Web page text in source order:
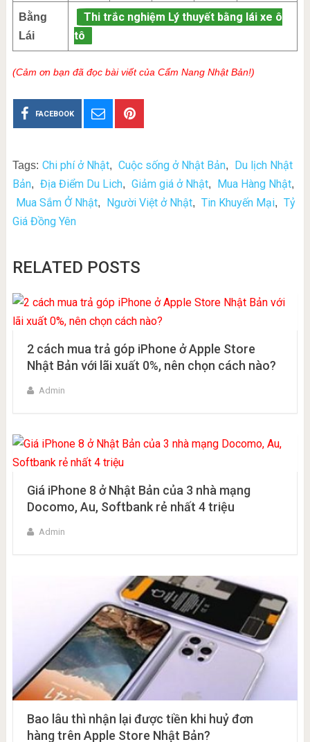
Bằng
Lái
Thi trắc nghiệm Lý thuyết bằng lái xe ô
tô
(Cảm ơn bạn đã đọc bài viết của Cẩm Nang Nhật Bản!)
FACEBOOK
Tags: Chi phí ở Nhật, Cuộc sống ở Nhật Bản,
Du lịch Nhật
Bản, Địa Điểm Du Lich, Giảm giá ở Nhật, Mua Hàng Nhật,
Mua Sắm Ở Nhật, Người Việt ở Nhật, Tin Khuyến Mại, Tỷ
Giá Đồng Yên
RELATED POSTS
2 cách mua trả góp iPhone ở Apple Store
Nhật Bản với lãi xuất 0%, nên chọn cách nào?
Admin
Giá iPhone 8 ở Nhật Bản của 3 nhà mạng
Docomo, Au, Softbank rẻ nhất 4 triệu
Admin
Bao lâu thì nhận lại được tiền khi huỷ đơn
hàng trên Apple Store Nhật Bản?